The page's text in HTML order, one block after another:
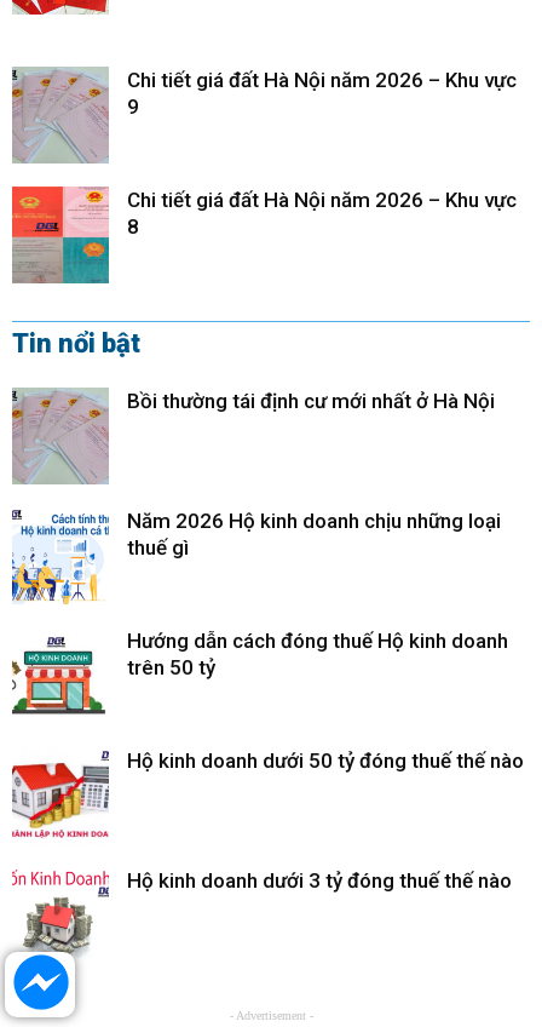
Chi tiết giá đất Hà Nội năm 2026 – Khu vực
9
Chi tiết giá đất Hà Nội năm 2026 – Khu vực
8
Tin nổi bật
Bồi thường tái định cư mới nhất ở Hà Nội
Năm 2026 Hộ kinh doanh chịu những loại
thuế gì
Hướng dẫn cách đóng thuế Hộ kinh doanh
trên 50 tỷ
Hộ kinh doanh dưới 50 tỷ đóng thuế thế nào
Hộ kinh doanh dưới 3 tỷ đóng thuế thế nào
- Advertisement -